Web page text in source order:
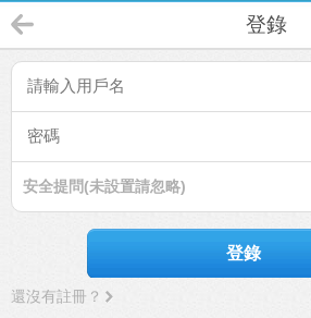
登錄
安全提問(未設置請忽略)
登錄
還沒有註冊？